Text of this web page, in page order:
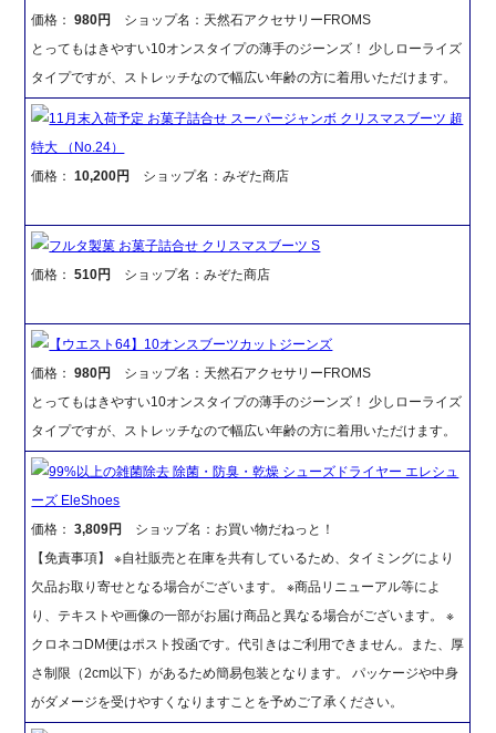
価格：980円
ショップ名：天然石アクセサリーFROMS
とってもはきやすい10オンスタイプの薄手のジーンズ！ 少しローライズ
タイプですが、ストレッチなので幅広い年齢の方に着用いただけます。
11月末入荷予定 お菓子詰合せ スーパージャンボ クリスマスブーツ 超
特大 （No.24）
価格：10,200円 ショップ名：みぞた商店
フルタ製菓 お菓子詰合せ クリスマスブーツ S
価格：510円 ショップ名：みぞた商店
【ウエスト64】10オンスブーツカットジーンズ
価格：980円
ショップ名：天然石アクセサリーFROMS
とってもはきやすい10オンスタイプの薄手のジーンズ！ 少しローライズ
タイプですが、ストレッチなので幅広い年齢の方に着用いただけます。
99%以上の雑菌除去 除菌・防臭・乾燥 シューズドライヤー エレシュ
ーズ EleShoes
価格：3,809円
ショップ名：お買い物だねっと！
【免責事項】 ※自社販売と在庫を共有しているため、タイミングにより
欠品お取り寄せとなる場合がございます。 ※商品リニューアル等によ
り、テキストや画像の一部がお届け商品と異なる場合がございます。 ※
クロネコDM便はポスト投函です。代引きはご利用できません。また、厚
さ制限（2cm以下）があるため簡易包装となります。 パッケージや中身
がダメージを受けやすくなりますことを予めご了承ください。